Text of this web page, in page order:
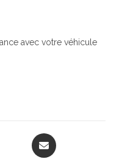
avec votre véhicule
Opens
in